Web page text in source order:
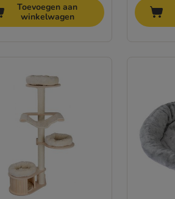
Toevoegen aan
winkelwagen